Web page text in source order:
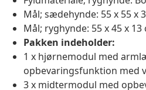
Mål; sædehynde: 55 x 55 x
Mål; ryghynde: 55 x 45 x 13
Pakken indeholder:
1 x hjørnemodul med
opbevaringsfunktion med
3 x midtermodul med